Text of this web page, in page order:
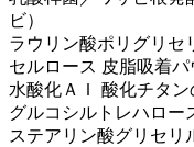
ビ）
ラウリン酸ポリグリセ
セルロース 皮脂吸着
水酸化ＡＩ 酸化チタ
グルコシルトレハロ
ステアリン酸グリセ